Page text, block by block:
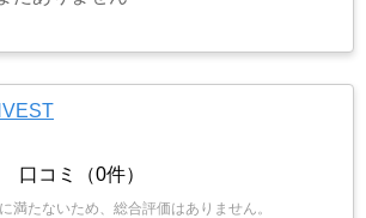
口コミ（0件）
満たないため、総合評価はありません。